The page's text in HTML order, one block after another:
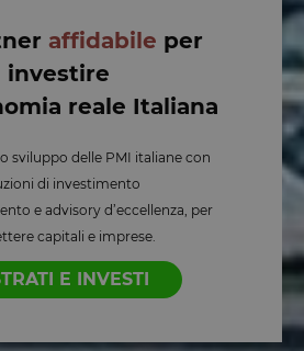
affidabile per
investire
reale Italiana
sviluppo delle PMI italiane con
di investimento
e advisory d’eccellenza, per
capitali e imprese.
E INVESTI